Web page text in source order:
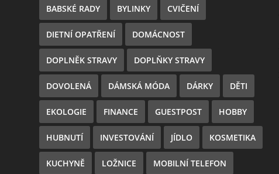
BABSKÉ RADY BYLINKY CVIČENÍ
DIETNÍ OPATŘENÍ DOMÁCNOST
DOPLNĚK STRAVY DOPLŇKY STRAVY
DOVOLENÁ DÁMSKÁ MÓDA DÁRKY DĚTI
EKOLOGIE FINANCE GUESTPOST HOBBY
HUBNUTÍ INVESTOVÁNÍ JÍDLO KOSMETIKA
KUCHYNĚ LOŽNICE MOBILNÍ TELEFON